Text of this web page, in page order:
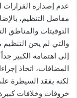
عدم إصداره القرارات
مفاصل التنظيم،
التوقيتات والمناطق
والتي لم يجن
إلى اهتمامه الكبير
المضافات، اتخاذ
لكنه يفقد السيطرة
خروقات وخلافات